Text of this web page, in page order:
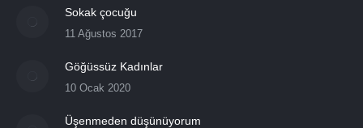
Sokak çocuğu
11 Ağustos 2017
Göğüssüz Kadınlar
10 Ocak 2020
Üşenmeden düşünüyorum